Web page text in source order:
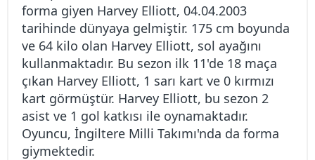
forma giyen Harvey Elliott, 04.04.2003
tarihinde dünyaya gelmiştir. 175 cm boyunda
ve 64 kilo olan Harvey Elliott, sol ayağını
kullanmaktadır. Bu sezon ilk 11'de 18 maça
çıkan Harvey Elliott, 1 sarı kart ve 0 kırmızı
kart görmüştür. Harvey Elliott, bu sezon 2
asist ve 1 gol katkısı ile oynamaktadır.
Oyuncu, İngiltere Milli Takımı'nda da forma
giymektedir.